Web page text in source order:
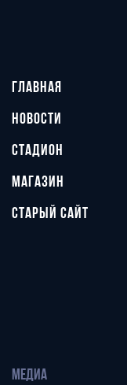
ГЛАВНАЯ
НОВОСТИ
СТАДИОН
МАГАЗИН
СТАРЫЙ САЙТ
МЕДИА